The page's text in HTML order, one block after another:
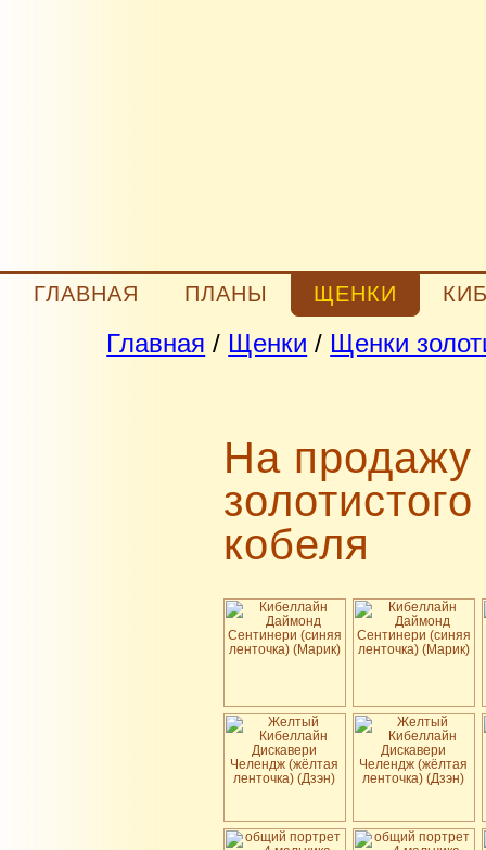
ГЛАВНАЯ ПЛАНЫ ЩЕНКИ
Главная / Щенки / Щенки
На
кобеля